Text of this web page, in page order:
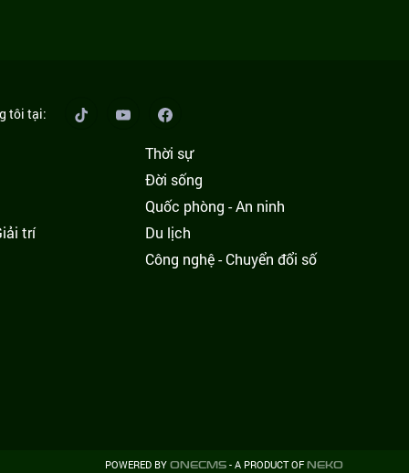
tôi tại:
Thời sự
Đời sống
Quốc phòng - An ninh
trí
Du lịch
Công nghệ - Chuyển đổi số
POWERED BY ONECMS - A PRODUCT OF NEKO